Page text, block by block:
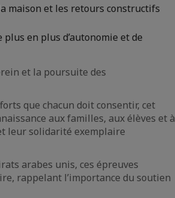
maison et les retours constructifs
en plus d’autonomie et de
et la poursuite des
que chacun doit consentir, cet
aux familles, aux élèves et à
leur solidarité exemplaire
arabes unis, ces épreuves
rappelant l’importance du soutien